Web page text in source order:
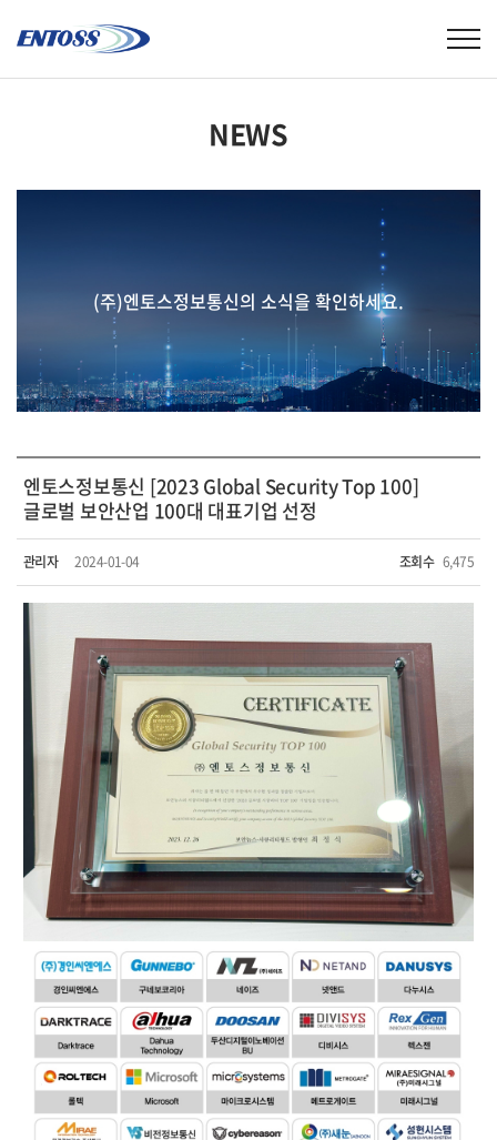
NEWS
(주)엔토스정보통신의 소식을 확인하세요.
엔토스정보통신 [2023 Global Security Top 100]
글로벌 보안산업 100대 대표기업 선정
관리자 2024-01-04 조회수 6,475